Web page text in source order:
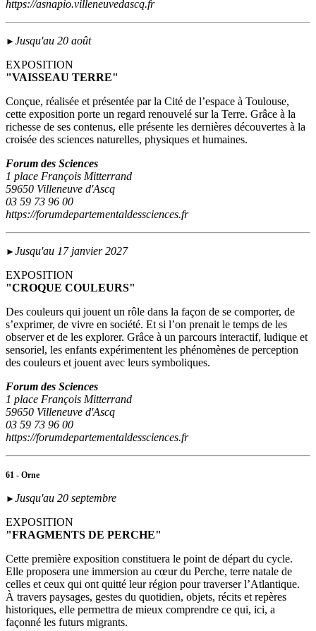
https://asnapio.villeneuvedascq.fr
► Jusqu'au 20 août
EXPOSITION
"VAISSEAU TERRE"
Conçue, réalisée et présentée par la Cité de l’espace à Toulouse,
cette exposition porte un regard renouvelé sur la Terre. Grâce à la
richesse de ses contenus, elle présente les dernières découvertes à la
croisée des sciences naturelles, physiques et humaines.
Forum des Sciences
1 place François Mitterrand
59650 Villeneuve d'Ascq
03 59 73 96 00
https://forumdepartementaldessciences.fr
► Jusqu'au 17 janvier 2027
EXPOSITION
"CROQUE COULEURS"
Des couleurs qui jouent un rôle dans la façon de se comporter, de
s’exprimer, de vivre en société. Et si l’on prenait le temps de les
observer et de les explorer. Grâce à un parcours interactif, ludique et
sensoriel, les enfants expérimentent les phénomènes de perception
des couleurs et jouent avec leurs symboliques.
Forum des Sciences
1 place François Mitterrand
59650 Villeneuve d'Ascq
03 59 73 96 00
https://forumdepartementaldessciences.fr
61 - Orne
► Jusqu'au 20 septembre
EXPOSITION
"FRAGMENTS DE PERCHE"
Cette première exposition constituera le point de départ du cycle.
Elle proposera une immersion au cœur du Perche, terre natale de
celles et ceux qui ont quitté leur région pour traverser l’Atlantique.
À travers paysages, gestes du quotidien, objets, récits et repères
historiques, elle permettra de mieux comprendre ce qui, ici, a
façonné les futurs migrants.